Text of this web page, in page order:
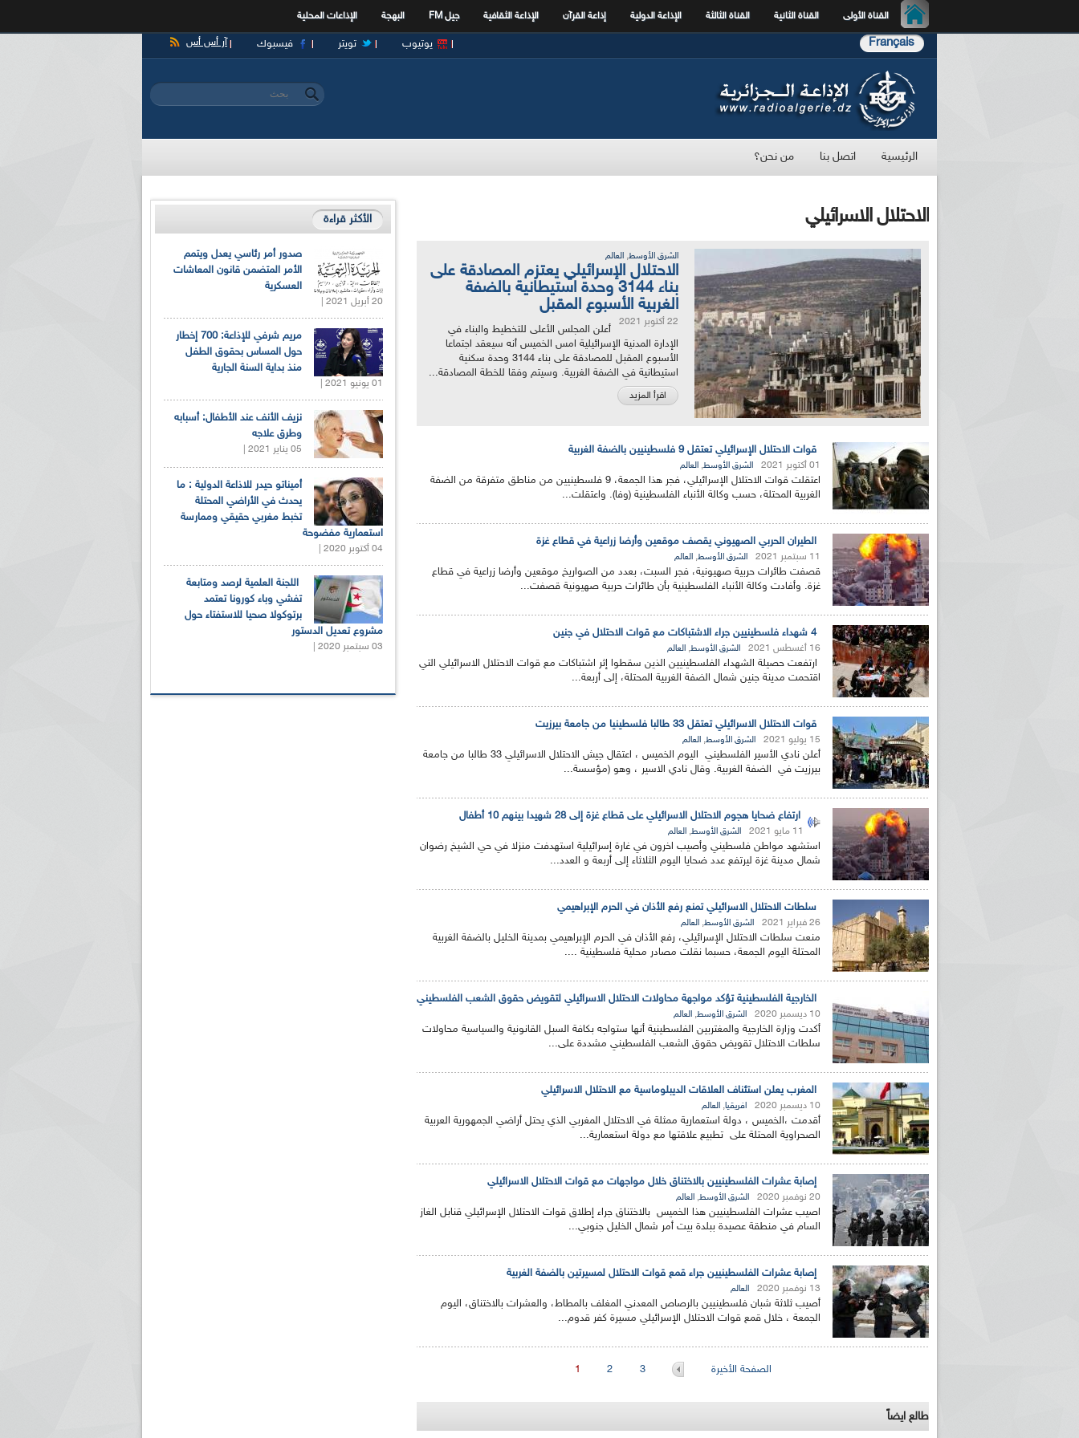
القناة الأولى القناة الثانية القناة الثالثة الإذاعة الدولية إذاعة القرآن الإذاعة الثقافية جيل FM البهجة الإذاعات المحلية
Français آر أس أس فيسبوك تويتر يوتيوب
استمارة البحث
‏بحث ‏
الرئيسية اتصل بنا من نحن؟
الاحتلال الاسرائيلي
الشرق الأوسط, العالم
الاحتلال الإسرائيلي يعتزم المصادقة على
بناء 3144 وحدة استيطانية بالضفة
الغربية الأسبوع المقبل
22 أكتوبر 2021
أعلن المجلس الأعلى للتخطيط والبناء في
الإدارة المدنية الإسرائيلية امس الخميس أنه سيعقد اجتماعا
الأسبوع المقبل للمصادقة على بناء 3144 وحدة سكنية
استيطانية في الضفة الغربية. وسيتم وفقا للخطة المصادقة...
اقرأ المزيد
قوات الاحتلال الإسرائيلي تعتقل 9 فلسطينيين بالضفة الغربية
01 أكتوبر 2021 الشرق الأوسط, العالم
اعتقلت قوات الاحتلال الإسرائيلي، فجر هذا الجمعة، 9 فلسطينيين من مناطق متفرقة من الضفة
الغربية المحتلة، حسب وكالة الأنباء الفلسطينية (وفا). واعتقلت...
الطيران الحربي الصهيوني يقصف موقعين وأرضا زراعية في قطاع غزة
11 سبتمبر 2021 الشرق الأوسط, العالم
قصفت طائرات حربية صهيونية، فجر السبت، بعدد من الصواريخ موقعين وأرضا زراعية في قطاع
غزة. وأفادت وكالة الأنباء الفلسطينية بأن طائرات حربية صهيونية قصفت...
4 شهداء فلسطينيين جراء الاشتباكات مع قوات الاحتلال في جنين
16 أغسطس 2021 الشرق الأوسط, العالم
ارتفعت حصيلة الشهداء الفلسطينيين الذين سقطوا إثر اشتباكات مع قوات الاحتلال الاسرائيلي التي
اقتحمت مدينة جنين شمال الضفة الغربية المحتلة، إلى أربعة...
قوات الاحتلال الاسرائيلي تعتقل 33 طالبا فلسطينيا من جامعة بيرزيت
15 يوليو 2021 الشرق الأوسط, العالم
أعلن نادي الأسير الفلسطيني اليوم الخميس ، اعتقال جيش الاحتلال الاسرائيلي 33 طالبا من جامعة
بيرزيت في الضفة الغربية. وقال نادي الاسير ، وهو (مؤسسة...
ارتفاع ضحايا هجوم الاحتلال الاسرائيلي على قطاع غزة إلى 28 شهيدا بينهم 10 أطفال
11 مايو 2021 الشرق الأوسط, العالم
استشهد مواطن فلسطيني وأصيب اخرون في غارة إسرائيلية استهدفت منزلا في حي الشيخ رضوان
شمال مدينة غزة ليرتفع عدد ضحايا اليوم الثلاثاء إلى أربعة و العدد...
سلطات الاحتلال الاسرائيلي تمنع رفع الأذان في الحرم الإبراهيمي
26 فبراير 2021 الشرق الأوسط, العالم
منعت سلطات الاحتلال الإسرائيلي، رفع الأذان في الحرم الإبراهيمي بمدينة الخليل بالضفة الغربية
المحتلة اليوم الجمعة، حسبما نقلت مصادر محلية فلسطينية ....
الخارجية الفلسطينية تؤكد مواجهة محاولات الاحتلال الاسرائيلي لتقويض حقوق الشعب الفلسطيني
10 ديسمبر 2020 الشرق الأوسط, العالم
أكدت وزارة الخارجية والمغتربين الفلسطينية أنها ستواجه بكافة السبل القانونية والسياسية محاولات
سلطات الاحتلال تقويض حقوق الشعب الفلسطيني مشددة على...
المغرب يعلن استئناف العلاقات الديبلوماسية مع الاحتلال الاسرائيلي
10 ديسمبر 2020 افريقيا, العالم
أقدمت ،الخميس ، دولة استعمارية ممثلة في الاحتلال المغربي الذي يحتل أراضي الجمهورية العربية
الصحراوية المحتلة على تطبيع علاقتها مع دولة استعمارية...
إصابة عشرات الفلسطينيين بالاختناق خلال مواجهات مع قوات الاحتلال الاسرائيلي
20 نوفمبر 2020 الشرق الأوسط, العالم
اصيب عشرات الفلسطينيين هذا الخميس بالاختناق جراء إطلاق قوات الاحتلال الإسرائيلي قنابل الغاز
السام في منطقة عصيدة ببلدة بيت أمر شمال الخليل جنوبي...
إصابة عشرات الفلسطينيين جراء قمع قوات الاحتلال لمسيرتين بالضفة الغربية
13 نوفمبر 2020 العالم
أصيب ثلاثة شبان فلسطينيين بالرصاص المعدني المغلف بالمطاط، والعشرات بالاختناق، اليوم
الجمعة ، خلال قمع قوات الاحتلال الإسرائيلي مسيرة كفر قدوم...
1 2 3 الصفحة الأخيرة
طالع ايضاً
الأكثر قراءة
صدور أمر رئاسي يعدل ويتمم
الأمر المتضمن قانون المعاشات
العسكرية
20 أبريل 2021 |
مريم شرفي للإذاعة: 700 إخطار
حول المساس بحقوق الطفل
منذ بداية السنة الجارية
01 يونيو 2021 |
نزيف الأنف عند الأطفال: أسبابه
وطرق علاجه
05 يناير 2021 |
أميناتو حيدر للاذاعة الدولية : ما
يحدث في الأراضي المحتلة
تخبط مغربي حقيقي وممارسة
استعمارية مفضوحة
04 أكتوبر 2020 |
اللجنة العلمية لرصد ومتابعة
تفشي وباء كورونا تعتمد
برتوكولا صحيا للاستفتاء حول
مشروع تعديل الدستور
03 سبتمبر 2020 |